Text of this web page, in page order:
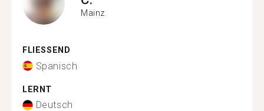
Mainz
FLIESSEND
Spanisch
LERNT
Deutsch